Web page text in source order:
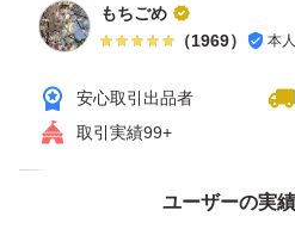
もちごめ
（1969） 本
安心取引出品者
取引実績99+
ユーザーの実
価格の相談